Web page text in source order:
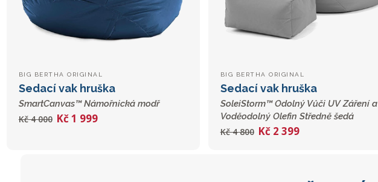
BIG BERTHA ORIGINAL
Sedací vak hruška
SmartCanvas™ Námořnická modř
Kč 4 000 Kč 1 999
BIG BERTHA ORIGINAL
Sedací vak hruška
SoleiStorm™ Odolný Vůči UV Záření a
Voděodolný Olefin Středně šedá
Kč 4 800 Kč 2 399